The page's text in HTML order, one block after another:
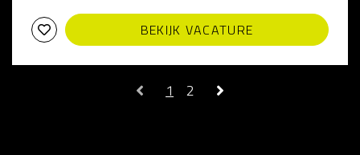
BEKIJK VACATURE
1 2